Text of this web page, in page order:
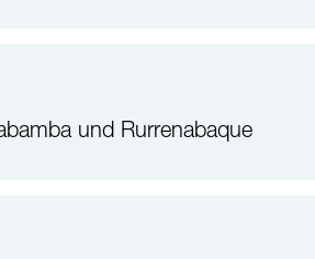
und Rurrenabaque